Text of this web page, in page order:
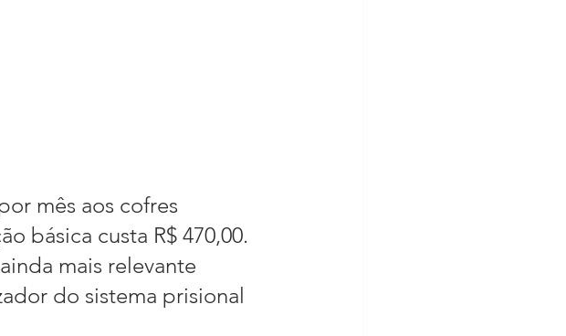
mês aos cofres
básica custa R$ 470,00.
mais relevante
do sistema prisional